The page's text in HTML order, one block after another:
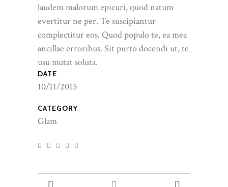
laudem malorum epicuri, quod natum
evertitur ne per. Te suscipiantur
complectitur eos. Quod populo te, ea mea
ancillae erroribus. Sit purto docendi ut, te
usu mutat soluta.
DATE
10/11/2015
CATEGORY
Glam